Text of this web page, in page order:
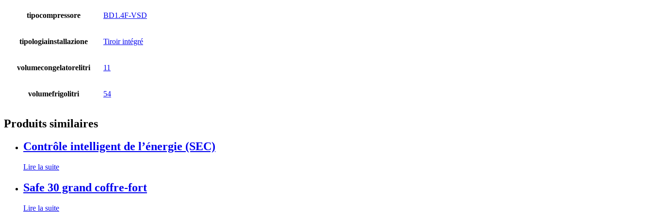
tipocompressore BD1.4F-VSD
tipologiainstallazione Tiroir intégré
volumecongelatorelitri 11
volumefrigolitri 54
Produits similaires
Contrôle intelligent de l’énergie (SEC)
Lire la suite
Safe 30 grand coffre-fort
Lire la suite